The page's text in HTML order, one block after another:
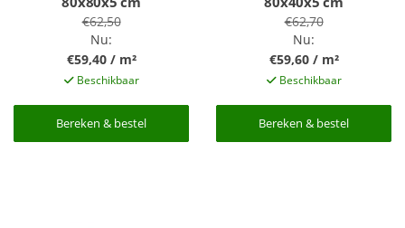
€62,50
Nu:
€59,40 / m²
Beschikbaar
Bereken & bestel
Bereken & bestel
€62,70
Nu:
€59,60 / m²
Beschikbaar
Bereken & bestel
Bereken & bestel